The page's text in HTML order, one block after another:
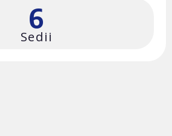
6
Sedii